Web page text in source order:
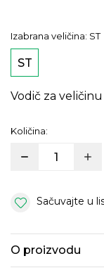
Izabrana veličina: ST
ST
Vodič za veličinu
Količina:
Sačuvajte u
O proizvodu